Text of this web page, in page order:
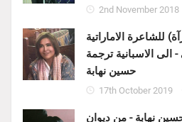
2nd November 2018
للشاعرة الاماراتية
الاسبانية ترجمة
حسين نهابة
17th October 2019
نهابة - من ديوان